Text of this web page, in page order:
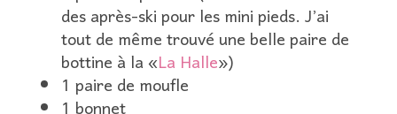
des après-ski pour les mini pieds. J’ai
tout de même trouvé une belle paire de
bottine à la «La Halle»)
1 paire de moufle